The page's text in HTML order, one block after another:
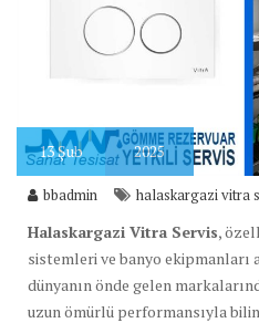
13Şub 2025
bbadmin halaskargazi vitra
Halaskargazi Vitra Servis,
sistemleri ve banyo ekipmanları
dünyanın önde gelen
uzun ömürlü performansıyla